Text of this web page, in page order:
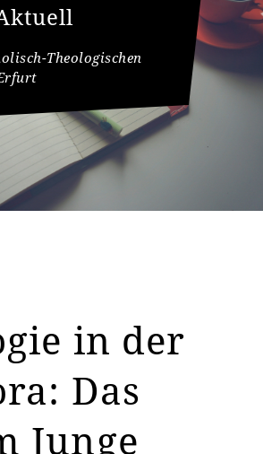
Theologischen
in der
Das
Junge